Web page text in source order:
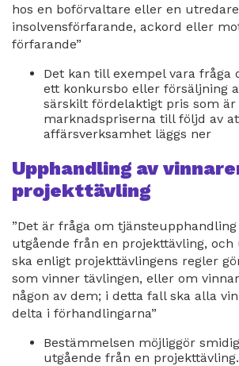
hos en boförvaltare eller en
insolvensförfarande, ackord eller
förfarande”
Det kan till exempel vara fråga
ett konkursbo eller försäljning
särskilt fördelaktigt pris som är
marknadspriserna till följd av
affärsverksamhet läggs ner
Upphandling av
projekttävling
”Det är fråga om
utgående från en projekttävling, och
ska enligt projekttävlingens regler
som vinner tävlingen, eller om
någon av dem; i detta fall ska alla
delta i förhandlingarna”
Bestämmelsen möjliggör
utgående från en projekttävling.